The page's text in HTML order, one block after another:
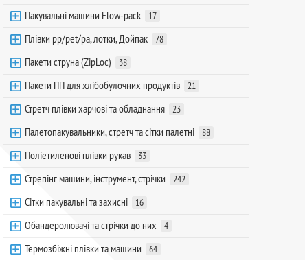
Пакувальні машини Flow-pack 17
Плівки pp/pet/pa, лотки, Дойпак 78
Пакети струна (ZipLoc) 38
Пакети ПП для хлібобулочних продуктів 21
Стретч плівки харчові та обладнання 23
Палетопакувальники, стретч та сітки палетні 88
Поліетиленові плівки рукав 33
Стрепінг машини, інструмент, стрічки 242
Сітки пакувальні та захисні 16
Обандеролювачі та стрічки до них 4
Термозбіжні плівки та машини 64